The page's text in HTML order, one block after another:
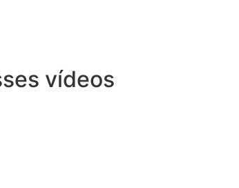
vídeos